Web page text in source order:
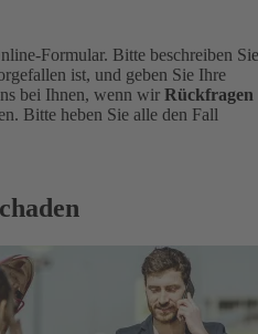
Formular. Bitte beschreiben Sie
ist, und geben Sie Ihre
bei Ihnen, wenn wir Rückfragen
Bitte heben Sie alle den Fall